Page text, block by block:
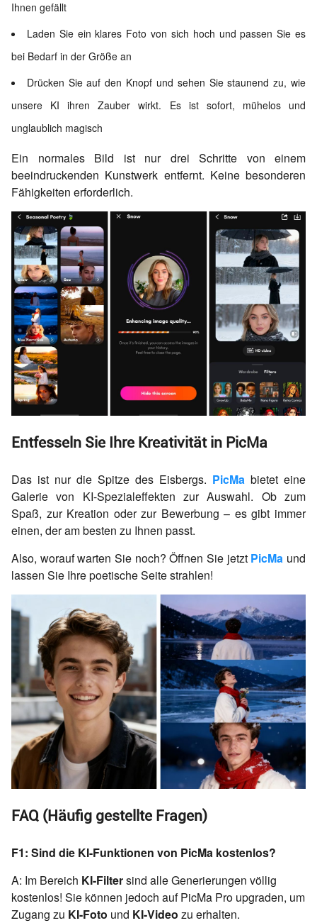
Ihnen gefällt
Laden Sie ein klares Foto von sich hoch und passen Sie es
bei Bedarf in der Größe an
Drücken Sie auf den Knopf und sehen Sie staunend zu, wie
unsere KI ihren Zauber wirkt. Es ist sofort, mühelos und
unglaublich magisch
Ein normales Bild ist nur drei Schritte von einem
beeindruckenden Kunstwerk entfernt. Keine besonderen
Fähigkeiten erforderlich.
Entfesseln Sie Ihre Kreativität in PicMa
Das ist nur die Spitze des Eisbergs. PicMa bietet eine
Galerie von KI-Spezialeffekten zur Auswahl. Ob zum
Spaß, zur Kreation oder zur Bewerbung – es gibt immer
einen, der am besten zu Ihnen passt.
Also, worauf warten Sie noch? Öffnen Sie jetzt PicMa und
lassen Sie Ihre poetische Seite strahlen!
FAQ (Häufig gestellte Fragen)
F1: Sind die KI-Funktionen von PicMa kostenlos?
A: Im Bereich KI-Filtersind alle Generierungen völlig
kostenlos! Sie können jedoch auf PicMa Pro upgraden, um
Zugang zu KI-Foto und KI-Video zu erhalten.